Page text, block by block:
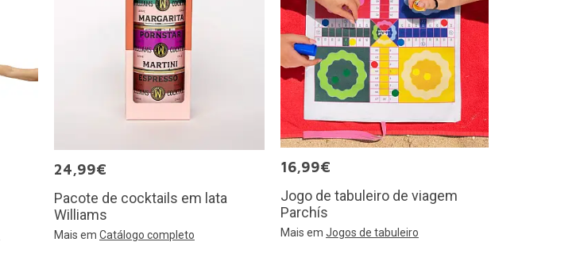
24,99€
Pacote de cocktails em lata
Williams
Mais em Catálogo completo
16,99€
Jogo de tabuleiro de viagem
Parchís
Mais em Jogos de tabuleiro